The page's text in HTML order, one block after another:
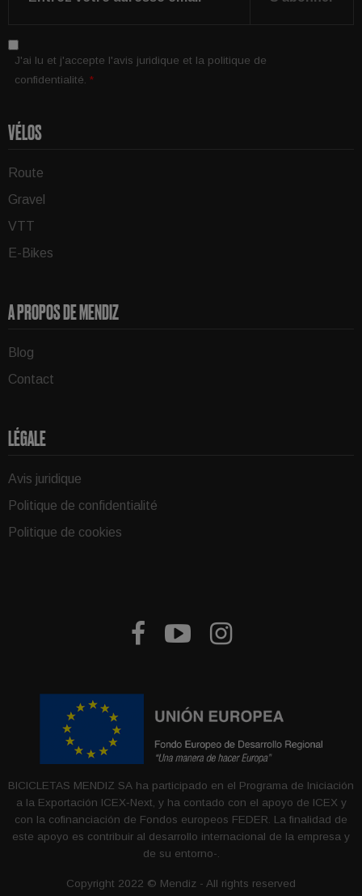
J'ai lu et j'accepte l'avis juridique et la politique de
confidentialité *
VÉLOS
Route
Gravel
VTT
E-Bikes
A PROPOS DE MENDIZ
Blog
Contact
LÉGALE
Avis juridique
Politique de confidentialité
Politique de cookies
  
BICICLETAS MENDIZ SA ha participado en el Programa de Iniciación
a la Exportación ICEX‐Next, y ha contado con el apoyo de ICEX y
con la cofinanciación de Fondos europeos FEDER. La finalidad de
este apoyo es contribuir al desarrollo internacional de la empresa y
de su entorno-.
Copyright 2022 © Mendiz - All rights reserved